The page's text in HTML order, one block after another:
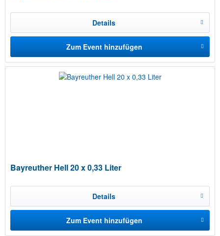
Details
Zum Event hinzufügen
Bayreuther Hell 20 x 0,33 Liter
Details
Zum Event hinzufügen